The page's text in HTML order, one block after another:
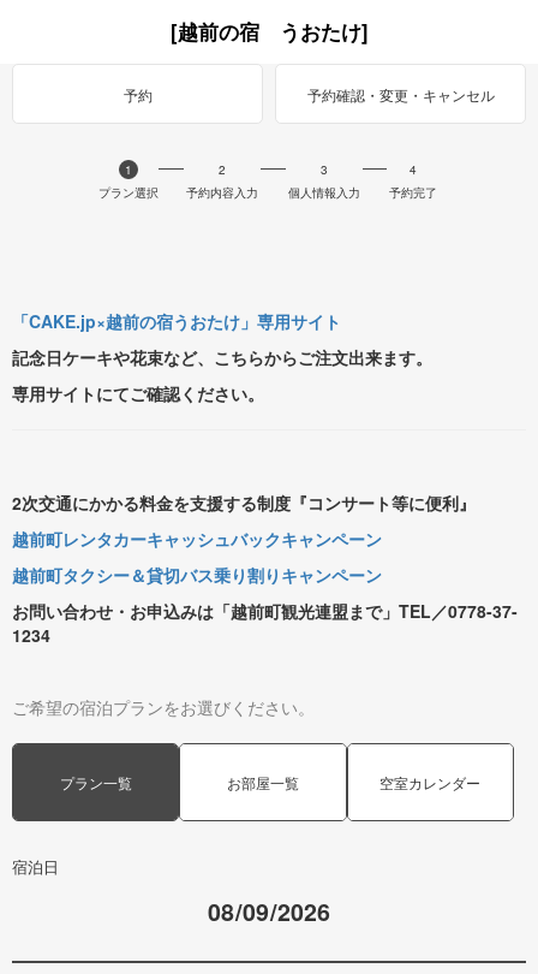
[越前の宿 うおたけ]
予約 予約確認・変更・キャンセル
1
プラン選択
2
予約内容入力
3
個人情報入力
4
予約完了
「CAKE.jp×越前の宿うおたけ」専用サイト
記念日ケーキや花束など、こちらからご注文出来ます。
専用サイトにてご確認ください。
2次交通にかかる料金を支援する制度『コンサート等に便利』
越前町レンタカーキャッシュバックキャンペーン
越前町タクシー＆貸切バス乗り割りキャンペーン
お問い合わせ・お申込みは「越前町観光連盟まで」TEL／0778-37-
1234
ご希望の宿泊プランをお選びください。
プラン一覧 お部屋一覧 空室カレンダー
宿泊日